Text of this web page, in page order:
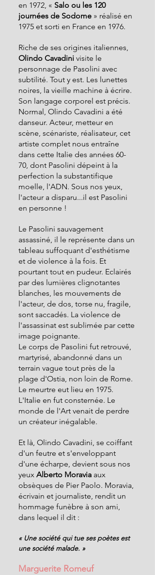
en 1972, « Salo ou les 120
journées de Sodome » réalisé en
1975 et sorti en France en 1976.
Riche de ses origines italiennes,
Olindo Cavadini visite le
personnage de Pasolini avec
subtilité. Tout y est. Les lunettes
noires, la vieille machine à écrire.
Son langage corporel est précis.
Normal, Olindo Cavadini a été
danseur. Acteur, metteur en
scène, scénariste, réalisateur, cet
artiste complet nous entraîne
dans cette Italie des années 60-
70, dont Pasolini dépeint à la
perfection la substantifique
moelle, l'ADN. Sous nos yeux,
l'acteur a disparu...il est Pasolini
en personne !
Le Pasolini sauvagement
assassiné, il le représente dans un
tableau suffoquant d'esthétisme
et de violence à la fois. Et
pourtant tout en pudeur. Eclairés
par des lumières clignotantes
blanches, les mouvements de
l'acteur, de dos, torse nu, fragile,
sont saccadés. La violence de
l'assassinat est sublimée par cette
image poignante.
Le corps de Pasolini fut retrouvé,
martyrisé, abandonné dans un
terrain vague tout près de la
plage d'Ostia, non loin de Rome.
Le meurtre eut lieu en 1975.
L'Italie en fut consternée. Le
monde de l'Art venait de perdre
un créateur inégalable.
Et là, Olindo Cavadini, se coiffant
d'un feutre et s'enveloppant
d'une écharpe, devient sous nos
yeux Alberto Moravia aux
obsèques de Pier Paolo. Moravia,
écrivain et journaliste, rendit un
hommage funèbre à son ami,
dans lequel il dit :
« Une société qui tue ses poètes est
une société malade. »
Marguerite Romeuf